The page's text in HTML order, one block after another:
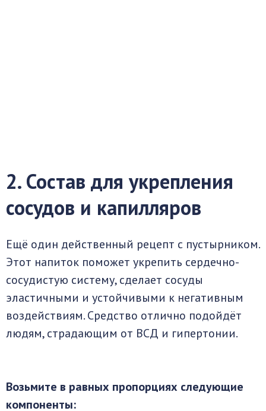
2. Состав для укрепления
сосудов и капилляров
Ещё один действенный рецепт с пустырником.
Этот напиток поможет укрепить сердечно-
сосудистую систему, сделает сосуды
эластичными и устойчивыми к негативным
воздействиям. Средство отлично подойдёт
людям, страдающим от ВСД и гипертонии.
Возьмите в равных пропорциях следующие
компоненты: